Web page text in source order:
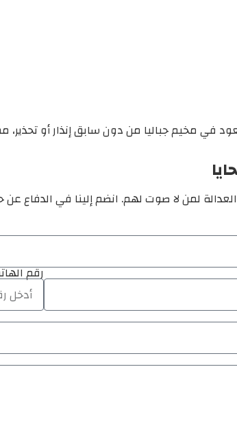
في مخيم جباليا من دون سابق إنذار أو
لمن لا صوت لهم. انضم إلينا في الدفاع
رقم